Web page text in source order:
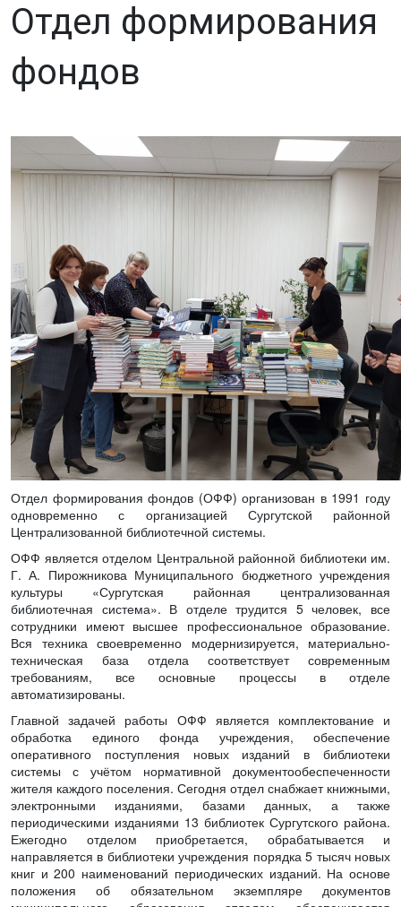
Отдел формирования
фондов
Отдел формирования фондов (ОФФ) организован в 1991 году
одновременно с организацией Сургутской районной
Централизованной библиотечной системы.
ОФФ является отделом Центральной районной библиотеки им.
Г. А. Пирожникова Муниципального бюджетного учреждения
культуры «Сургутская районная централизованная
библиотечная система». В отделе трудится 5 человек, все
сотрудники имеют высшее профессиональное образование.
Вся техника своевременно модернизируется, материально-
техническая база отдела соответствует современным
требованиям, все основные процессы в отделе
автоматизированы.
Главной задачей работы ОФФ является комплектование и
обработка единого фонда учреждения, обеспечение
оперативного поступления новых изданий в библиотеки
системы с учётом нормативной документообеспеченности
жителя каждого поселения. Сегодня отдел снабжает книжными,
электронными изданиями, базами данных, а также
периодическими изданиями 13 библиотек Сургутского района.
Ежегодно отделом приобретается, обрабатывается и
направляется в библиотеки учреждения порядка 5 тысяч новых
книг и 200 наименований периодических изданий. На основе
положения об обязательном экземпляре документов